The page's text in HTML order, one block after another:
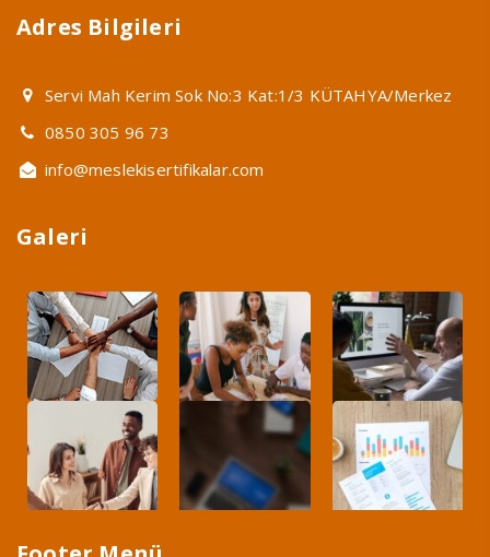
Adres Bilgileri
Servi Mah Kerim Sok No:3 Kat:1/3 KÜTAHYA/Merkez
0850 305 96 73
info@meslekisertifikalar.com
Galeri